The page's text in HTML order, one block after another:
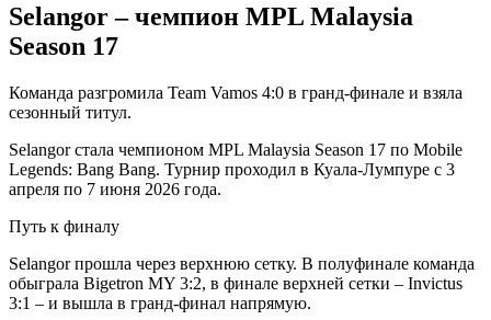
Selangor – чемпион MPL Malaysia
Season 17
Команда разгромила Team Vamos 4:0 в гранд-финале и взяла
сезонный титул.
Selangor стала чемпионом MPL Malaysia Season 17 по Mobile
Legends: Bang Bang. Турнир проходил в Куала-Лумпуре с 3
апреля по 7 июня 2026 года.
Путь к финалу
Selangor прошла через верхнюю сетку. В полуфинале команда
обыграла Bigetron MY 3:2, в финале верхней сетки – Invictus
3:1 – и вышла в гранд-финал напрямую.